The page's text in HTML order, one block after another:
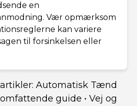
en
Vær opmærksom
kan variere
til forsinkelsen eller
Automatisk Tænd
guide • Vej og